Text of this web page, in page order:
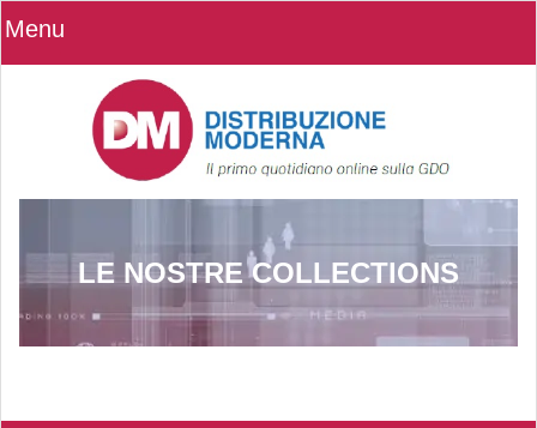
Menu
LE NOSTRE COLLECTIONS